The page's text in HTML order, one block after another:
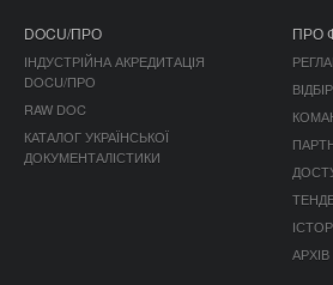
DOCU/ПРО
ІНДУСТРІЙНА АКРЕДИТАЦІЯ
DOCU/ПРО
RAW DOC
КАТАЛОГ УКРАЇНСЬКОЇ
ДОКУМЕНТАЛІСТИКИ
ПРО
АРХІВ